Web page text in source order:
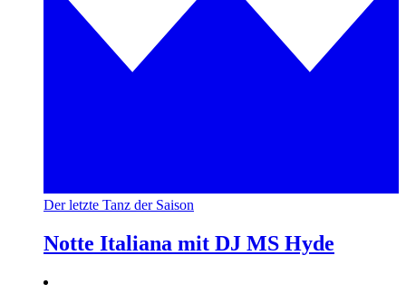
Der letzte Tanz der Saison
Notte Italiana mit DJ MS Hyde